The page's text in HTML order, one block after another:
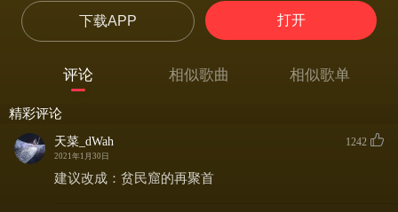
对我们曾有过的愿景 浮想联翩
But baby, I've been,I've been praying hard,
但亲爱的 我早已经在内心深处祈祷着
祈祷自己不再迷失于金钱的追逐中
Swing my heart across the line
下载APP 打开
评论 相似歌曲 相似歌单
精彩评论
天菜_dWah
2021年1月30日
1242
建议改成：贫民窟的再聚首